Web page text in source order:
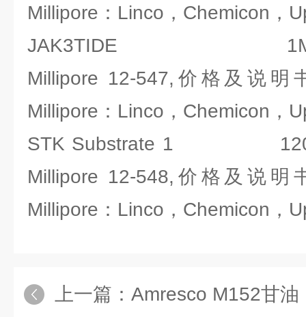
Millipore：Linco，Chemicon，
JAK3TIDE 1MG,产
Millipore 12-547,价格及说
Millipore：Linco，Chemicon，
STK Substrate 1 120ul,
Millipore 12-548,价格及说
Millipore：Linco，Chemicon，
上一篇： Amresco M152甘油